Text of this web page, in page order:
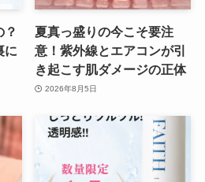
？
に
夏真っ盛りの今こそ要注
意！紫外線とエアコンが引
き起こす肌ダメージの正体
2026年8月5日